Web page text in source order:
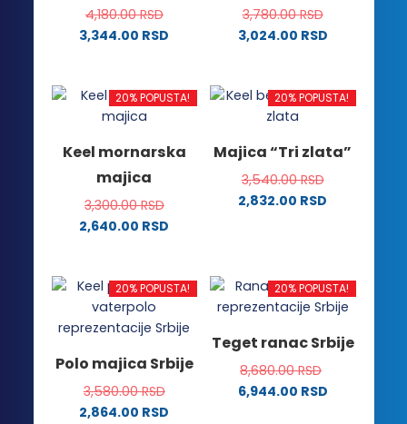
na
stranici
stranici
proizvoda.
4,180.00RSD
3,344.00 RSD
ima
više
Opcije
mogu
biti
izabrane
proizvoda.
3,780.00RSD
3,024.00 RSD
ima
više
Opcije
mogu
biti
proizvoda.
20% POPUSTA!
Keel mornarska
majica
3,300.00RSD
2,640.00 RSD
ima
više
varijanti.
mogu
biti
izabrane
20% POPUSTA!
Majica “Tri zlata”
3,540.00RSD
2,832.00 RSD
više
varijanti.
mogu
biti
izabrane
20% POPUSTA!
Polo majica Srbije
3,580.00RSD
2,864.00 RSD
20% POPUSTA!
Teget ranac Srbije
8,680.00RSD
6,944.00 RSD